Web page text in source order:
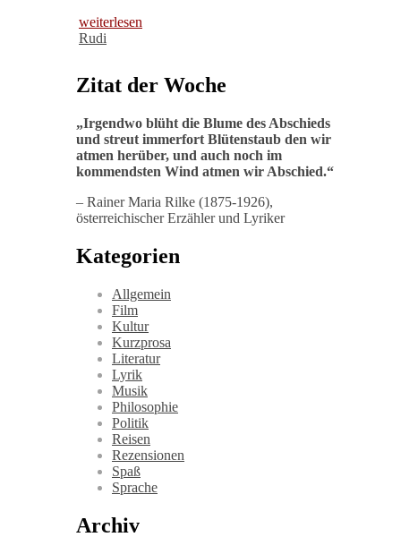
weiterlesen
Rudi
Zitat der Woche
„Irgendwo blüht die Blume des Abschieds
und streut immerfort Blütenstaub den wir
atmen herüber, und auch noch im
kommendsten Wind atmen wir Abschied.“
– Rainer Maria Rilke (1875-1926),
österreichischer Erzähler und Lyriker
Kategorien
Allgemein
Film
Kultur
Kurzprosa
Literatur
Lyrik
Musik
Philosophie
Politik
Reisen
Rezensionen
Spaß
Sprache
Archiv